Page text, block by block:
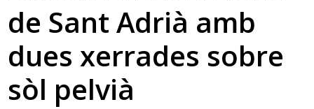
Intranet
Seleccioneu idioma
Cercador
de Sant Adrià amb
dues xerrades sobre
sòl pelvià